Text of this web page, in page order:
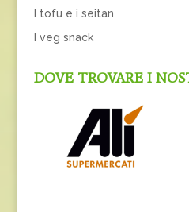
I tofu e i seitan
I veg snack
DOVE TROVARE I